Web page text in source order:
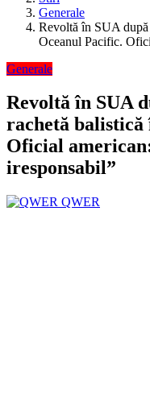
Generale
Revoltă în SUA după
Oceanul Pacific.
Generale
Revoltă în SUA
rachetă balistică
Oficial
iresponsabil”
QWER